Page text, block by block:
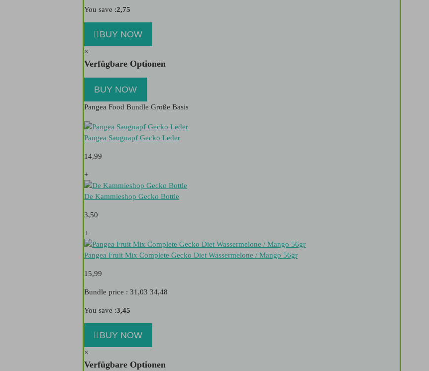
You save :2,75
BUY NOW
×
Verfügbare Optionen
BUY NOW
Pangea Food Bundle Große Basis
Pangea Saugnapf Gecko Leder
14,99
+
De Kammieshop Gecko Bottle
3,50
+
Pangea Fruit Mix Complete Gecko Diet Wassermelone / Mango 56gr
15,99
Bundle price : 31,03 34,48
You save :3,45
BUY NOW
×
Verfügbare Optionen